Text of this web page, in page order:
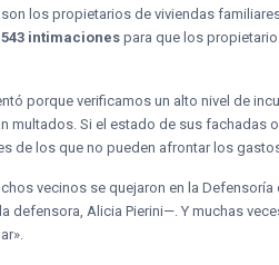
los propietarios de viviendas
intimaciones para que los
porque verificamos un alto nivel de
multados. Si el estado de sus fachadas
de los que no pueden afrontar los
vecinos se quejaron en la
defensora, Alicia Pierini—. Y muchas